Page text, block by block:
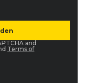
and
Terms of